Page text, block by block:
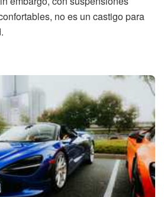
no es un castigo para